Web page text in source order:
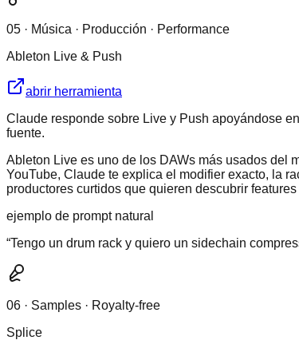
05 · Música · Producción · Performance
Ableton Live & Push
abrir herramienta
Claude responde sobre Live y Push apoyándose
fuente.
Ableton Live es uno de los DAWs más usados del
YouTube, Claude te explica el modifier exacto, la
productores curtidos que quieren descubrir
ejemplo de prompt natural
“Tengo un drum rack y quiero un sidechain
06 · Samples · Royalty-free
Splice